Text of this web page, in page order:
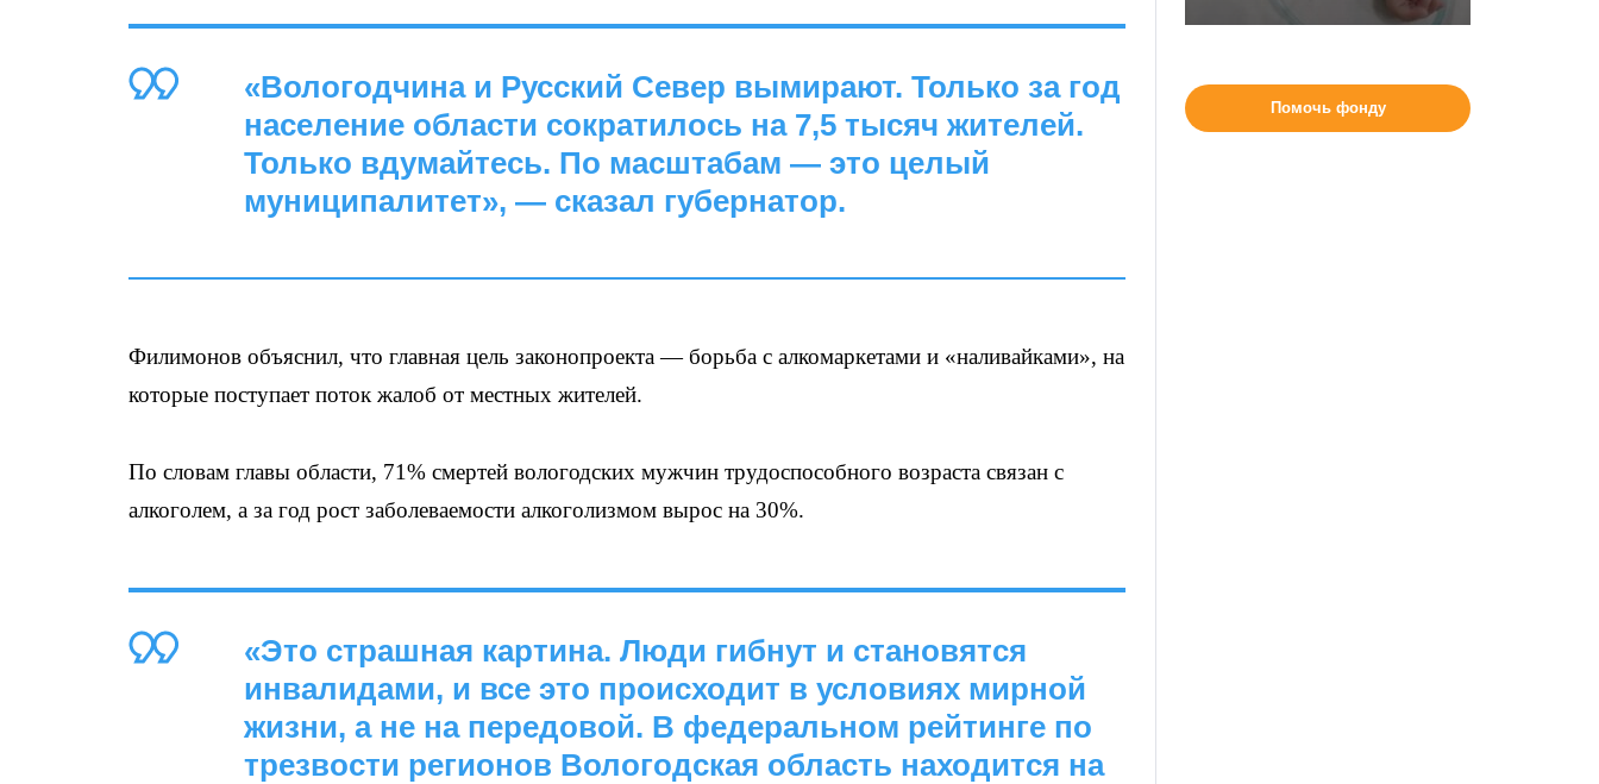
«Вологодчина и Русский Север вымирают. Только за год
население области сократилось на 7,5 тысяч жителей.
Только вдумайтесь. По масштабам — это целый
муниципалитет», — сказал губернатор.
Филимонов объяснил, что главная цель законопроекта — борьба с алкомаркетами и «наливайками», на
которые поступает поток жалоб от местных жителей.
По словам главы области, 71% смертей вологодских мужчин трудоспособного возраста связан с
алкоголем, а за год рост заболеваемости алкоголизмом вырос на 30%.
«Это страшная картина. Люди гибнут и становятся
инвалидами, и все это происходит в условиях мирной
жизни, а не на передовой. В федеральном рейтинге по
трезвости регионов Вологодская область находится на
Помочь фонду